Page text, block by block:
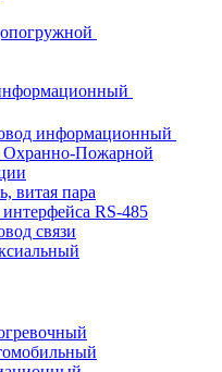
информационный
Охранно-Пожарной
витая пара
RS-485
связи